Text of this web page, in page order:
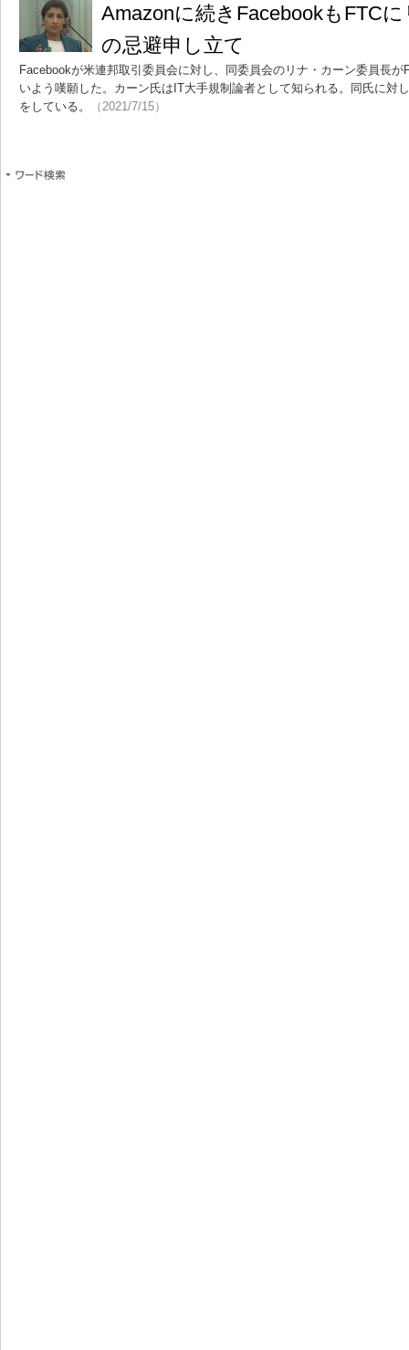
Amazonに続きFacebookもFTC
の忌避申し立て
Facebookが米連邦取引委員会に対し、同委員会のリナ・カーン委員長
いよう嘆願した。カーン氏はIT大手規制論者として知られる。同氏に対
をしている。
（2021/7/15）